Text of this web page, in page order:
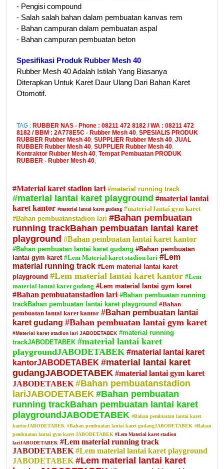
- Pengisi compound
- Salah salah bahan dalam pembuatan kanvas rem
- Bahan campuran dalam pembuatan aspal
- Bahan campuran pembuatan beton
Spesifikasi Produk Rubber Mesh 40
Rubber Mesh 40 Adalah Istilah Yang Biasanya
Diterapkan Untuk Karet Daur Ulang Dari Bahan Karet
Otomotif.
TAG : RUBBER NAS - Phone : 08211 472 8182 / WA : 08211 472
8182 / BBM : 2A778E5C - Rubber Mesh 40, SPESIALIS PRODUK
RUBBER Rubber Mesh 40, SUPPLIER Rubber Mesh 40, JUAL
RUBBER Rubber Mesh 40, SUPPLIER Rubber Mesh 40,
Kontraktor Rubber Mesh 40, Tempat Pembuatan PRODUK
RUBBER - Rubber Mesh 40,
#Material karet stadion lari #material running track
#material lantai karet playground #material lantai
karet kantor #material lantai karet gudang #material lantai gym karet
#Bahan pembuatanstadion lari #Bahan pembuatan
running trackBahan pembuatan lantai karet
playground #Bahan pembuatan lantai karet kantor
#Bahan pembuatan lantai karet gudang #Bahan pembuatan
lantai gym karet #Lem Material karet stadion lari #Lem
material running track #Lem material lantai karet
playground #Lem material lantai karet kantor #Lem
material lantai karet gudang #Lem material lantai gym karet
#Bahan pembuatanstadion lari #Bahan pembuatan running
trackBahan pembuatan lantai karet playground #Bahan
pembuatan lantai karet kantor #Bahan pembuatan lantai
karet gudang #Bahan pembuatan lantai gym karet
#Material karet stadion lari JABODETABEK #material running
trackJABODETABEK #material lantai karet
playgroundJABODETABEK #material lantai karet
kantorJABODETABEK #material lantai karet
gudangJABODETABEK #material lantai gym karet
JABODETABEK #Bahan pembuatanstadion
lariJABODETABEK #Bahan pembuatan
running trackBahan pembuatan lantai karet
playgroundJABODETABEK #Bahan pembuatan lantai karet
kantorJABODETABEK #Bahan pembuatan lantai karet gudangJABODETABEK #Bahan
pembuatan lantai gym karet JABODETABEK #Lem Material karet stadion
lariJABODETABEK #Lem material running track
JABODETABEK #Lem material lantai karet playground
JABODETABEK #Lem material lantai karet